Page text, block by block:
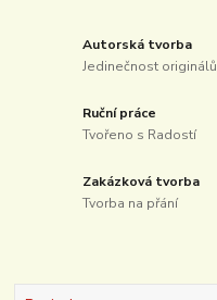
Autorská tvorba
Jedinečnost originálů
Ruční práce
Tvořeno s Radostí
Zakázková tvorba
Tvorba na přání